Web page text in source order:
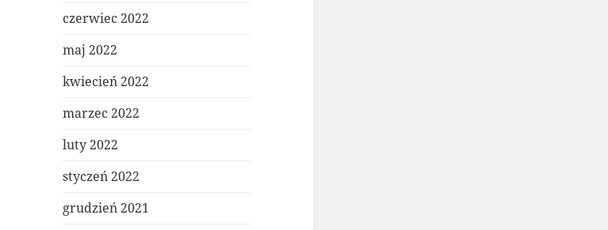
czerwiec 2022
maj 2022
kwiecień 2022
marzec 2022
luty 2022
styczeń 2022
grudzień 2021